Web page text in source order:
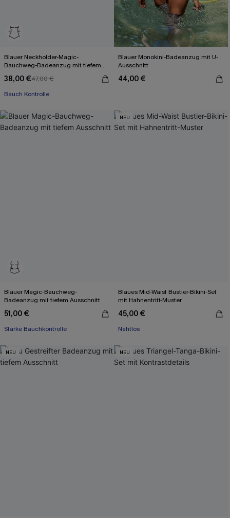
Blauer Neckholder-Magic-
Bauchweg-Badeanzug mit tiefem
38,00 €47,00 €
Bauch Kontrolle
Blauer Monokini-Badeanzug mit U-
Ausschnitt
44,00 €
Blauer Magic-Bauchweg-
Badeanzug mit tiefem Ausschnitt
51,00 €
Starke Bauchkontrolle
NEU
Blaues Mid-Waist Bustier-Bikini-Set
mit Hahnentritt-Muster
45,00 €
Nahtlos
NEU NEU